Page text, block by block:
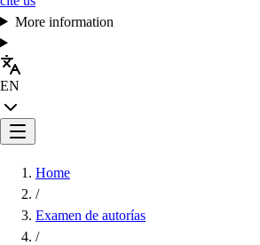
More information
EN
Home
/
Examen de autorías
/